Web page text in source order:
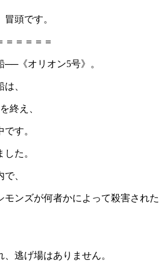
頭です。
＝＝＝＝＝
《オリオン5号》。
、
終え、
す。
た。
、
モンズが何者かによって殺害された
逃げ場はありません。